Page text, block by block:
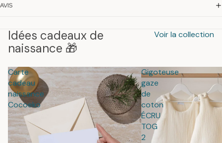
AVIS
Idées cadeaux de
naissance 🎁
Voir la collection
Carte
cadeau
naissance
Cocoeko
Gigoteuse
gaze
de
coton
ÉCRU
TOG
2